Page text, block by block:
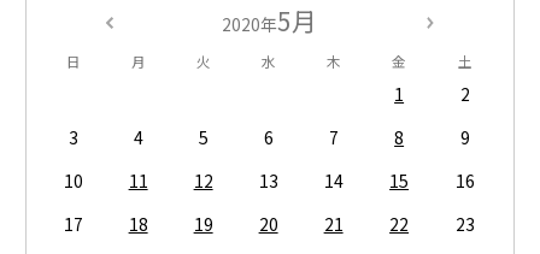
2020年5月
日 月 火 水 木 金 土
1
2
3
4 5 6 7 8
9
10
11 12 13 14 15
16
17
18 19 20 21 22
23